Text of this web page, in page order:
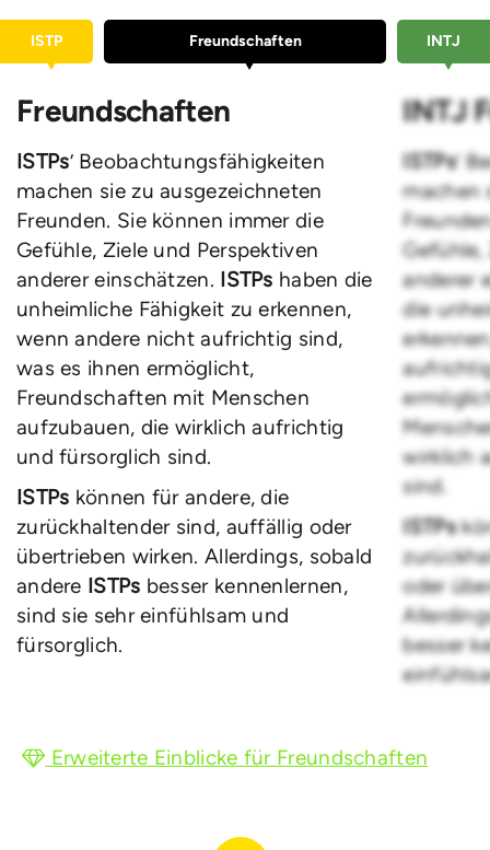
ISTP Freundschaften INTJ
Freundschaften
ISTPs’ Beobachtungsfähigkeiten
machen sie zu ausgezeichneten
Freunden. Sie können immer die
Gefühle, Ziele und Perspektiven
anderer einschätzen. ISTPs haben die
unheimliche Fähigkeit zu erkennen,
wenn andere nicht aufrichtig sind,
was es ihnen ermöglicht,
Freundschaften mit Menschen
aufzubauen, die wirklich aufrichtig
und fürsorglich sind.
ISTPs können für andere, die
zurückhaltender sind, auffällig oder
übertrieben wirken. Allerdings, sobald
andere ISTPs besser kennenlernen,
sind sie sehr einfühlsam und
fürsorglich.
INTJ
ISTPs’
machen
Gefühle,
anderer
die
wirklich
sind.
ISTPs
oder
besser
Erweiterte Einblicke für Freundschaften